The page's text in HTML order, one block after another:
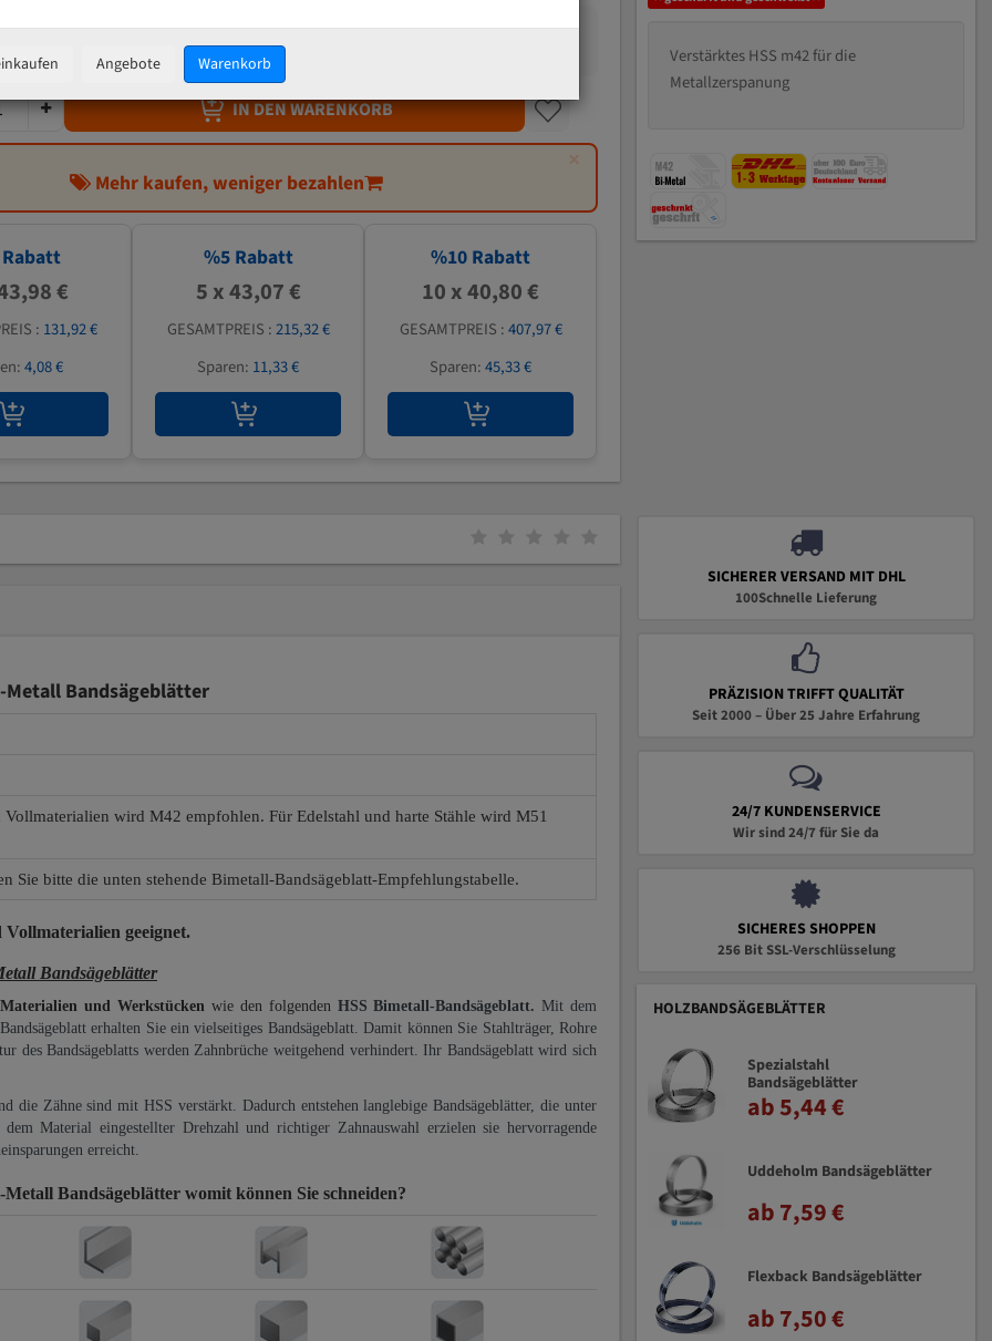
45,33 €
zzgl.Versandkosten
IN DEN WARENKORB
×
Mehr kaufen, weniger bezahlen
€
: 131,92 €
4,08 €
%5Rabatt
5 x 43,07 €
GESAMTPREIS :215,32 €
Sparen: 11,33 €
%10 Rabatt
10 x 40,80 €
GESAMTPREIS :407,97 €
Sparen:45,33 €
Verstärktes HSS m42 für die
Metallzerspanung
Metall Bandsägeblätter
wird M42 empfohlen. Für Edelstahl und harte Stähle wird M51
Sie bitte die unten stehende Bimetall-Bandsägeblatt-Empfehlungstabelle.
geeignet.
Bandsägeblätter
und Werkstücken wie den folgenden HSS Bimetall-Bandsägeblatt. Mit dem
erhalten Sie ein vielseitiges Bandsägeblatt. Damit können Sie Stahlträger, Rohre
des Bandsägeblatts werden Zahnbrüche weitgehend verhindert. Ihr Bandsägeblatt wird sich
die Zähne sind mit HSS verstärkt. Dadurch entstehen langlebige Bandsägeblätter, die unter
Material eingestellter Drehzahl und richtiger Zahnauswahl erzielen sie hervorragende
erreicht.
Bandsägeblätter womit können Sie schneiden?
SICHERER VERSAND MIT DHL
100Schnelle Lieferung
PRÄZISION TRIFFT QUALITÄT
Seit 2000 – Über 25 Jahre Erfahrung
24/7 KUNDENSERVICE
Wir sind 24/7 für Sie da
SICHERES SHOPPEN
256 Bit SSL-Verschlüsselung
HOLZBANDSÄGEBLÄTTER
Spezialstahl
Bandsägeblätter
ab 5,44 €
Uddeholm Bandsägeblätter
ab 7,59 €
Flexback Bandsägeblätter
ab 7,50 €
Angebote Warenkorb